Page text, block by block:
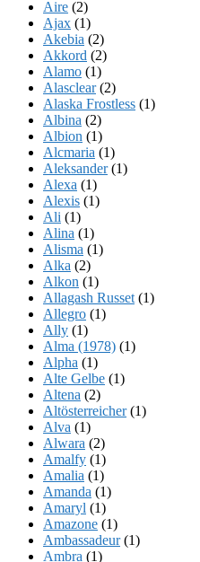
Aire (2)
Ajax (1)
Akebia (2)
Akkord (2)
Alamo (1)
Alasclear(2)
Alaska Frostless (1)
Albina (2)
Albion (1)
Alcmaria (1)
Aleksander(1)
Alexa (1)
Alexis (1)
Ali (1)
Alina (1)
Alisma (1)
Alka (2)
Alkon (1)
Allagash Russet (1)
Allegro (1)
Ally (1)
Alma (1978) (1)
Alpha (1)
Alte Gelbe (1)
Altena (2)
Altösterreicher(1)
Alva (1)
Alwara (2)
Amalfy (1)
Amalia (1)
Amanda (1)
Amaryl (1)
Amazone (1)
Ambassadeur(1)
Ambra (1)